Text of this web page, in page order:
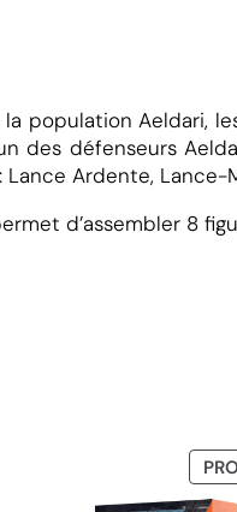
population Aeldari,
des défenseurs
Ardente, Lance-
d’assembler 8